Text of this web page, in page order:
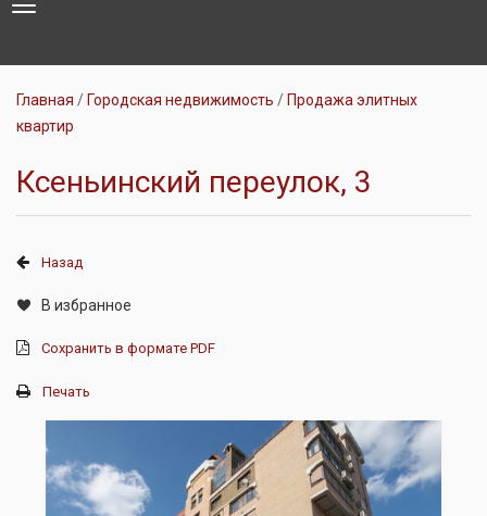
Toggle
Главная Городская недвижимость
Продажа элитных
квартир
Ксеньинский переулок, 3
Назад
В избранное
Сохранить в формате PDF
Печать